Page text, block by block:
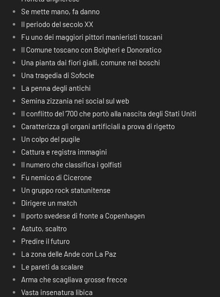
Se mette mano, fa danno
Il periodo del secolo XX
Fu uno dei maggiori pittori manieristi toscani
Il Comune toscano con Bolgheri e Donoratico
Una pianta dai fiori gialli, comune nei boschi
Una tragedia di Sofocle
La penna degli antichi
Semina zizzania nei social sul web
Il conflitto del ‘700 che portò alla nascita degli Stati Uniti
Caratterizza gli organi artificiali a prova di rigetto
Un colpo del pugile
Cattura e registra immagini
Il numero che classifica i golfisti
Fu nemico di Cicerone
Un gruppo rock statunitense
Dirigere un match
Il porto svedese di fronte a Copenhagen
Astuto, scaltro
Predire il futuro
La zona delle Ande con La Paz
Le pareti da scalare
Arma che scagliava grosse frecce
Vasta insenatura libica